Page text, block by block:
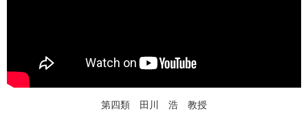
第四類 田川 浩 教授